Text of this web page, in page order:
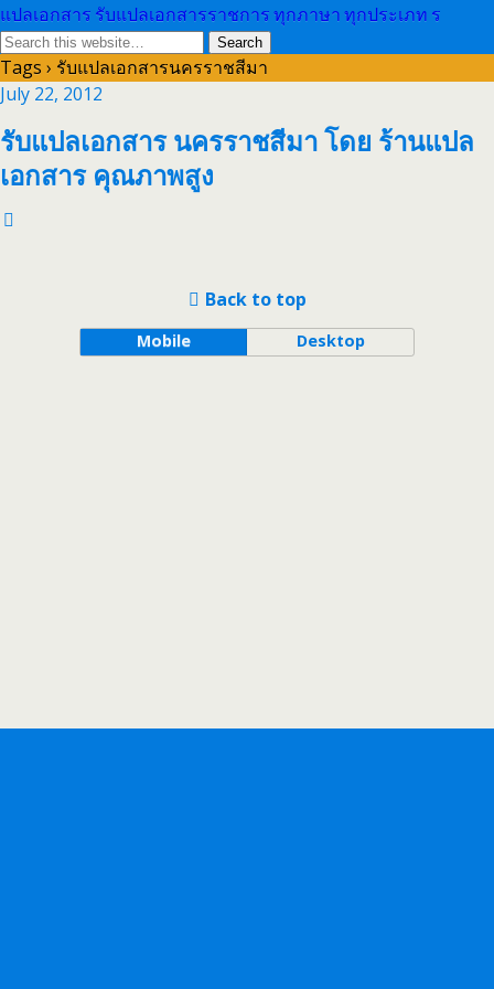
แปลเอกสาร รับแปลเอกสารราชการ ทุกภาษา ทุกประเภท ร
Tags › รับแปลเอกสารนครราชสีมา
July 22, 2012
รับแปลเอกสาร นครราชสีมา โดย ร้านแปล
เอกสาร คุณภาพสูง
Back to top
Mobile Desktop